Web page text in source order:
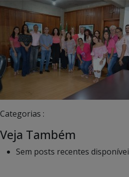
Categorias :
Veja Também
Sem posts recentes